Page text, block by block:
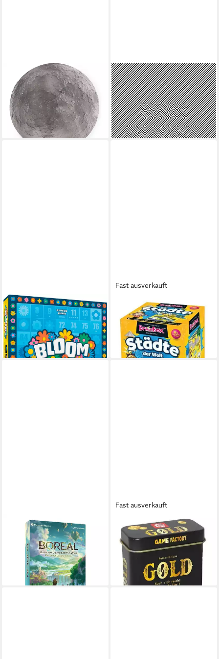
UNCLE MILTON
LED Nachtlicht Nachtlicht -
Moon in my room, mit 12
einstellbaren Mondphasen
22,99 €
lieferbar - in 2-3 Werktagen bei dir
Brainstorming / Barbara
Schmutz
21,00 €
lieferbar - in 2-3 Werktagen bei dir
GAME FACTORY
Spiel Bloom,
Gesellschaftsspiel
22,40 €
lieferbar - in 2-3 Werktagen bei dir
Fast ausverkauft
BRAINBOX
Spiel BrainBox - Städte der
Welt
23,62 €
lieferbar - in 4-5 Werktagen bei dir
BRAINBOX
Spiel GAME FACTORY -
Boreal
21,75 €
lieferbar - in 9-11 Werktagen bei
Fast ausverkauft
BRAINBOX
Spiel Game Factory - GOLD
(MQ12)
ab 11,70 €
lieferbar - in 3-4 Werktagen bei dir